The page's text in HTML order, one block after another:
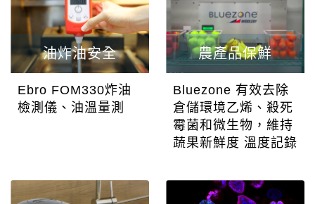
油炸油安全
Ebro FOM330炸油
檢測儀、油溫量測
農產品保鮮
Bluezone 有效去除
倉儲環境乙烯、殺死
霉菌和微生物，維持
蔬果新鮮度 溫度記錄